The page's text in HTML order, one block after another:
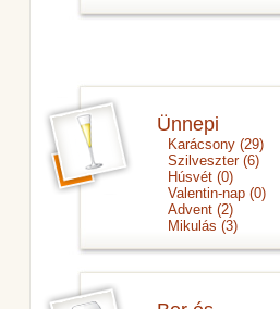
Ünnepi
Karácsony (29)
Szilveszter(6)
Húsvét (0)
Valentin-nap (0)
Advent (2)
Mikulás (3)